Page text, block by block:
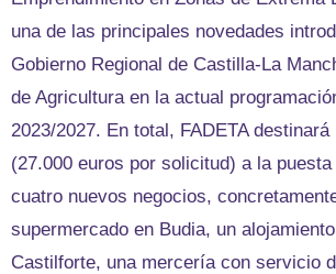
una de las principales novedades
Gobierno Regional de Castilla-La
de Agricultura en la actual
2023/2027. En total, FADETA destinará
(27.000 euros por solicitud) a la
cuatro nuevos negocios,
supermercado en Budia, un
Castilforte, una mercería con servicio